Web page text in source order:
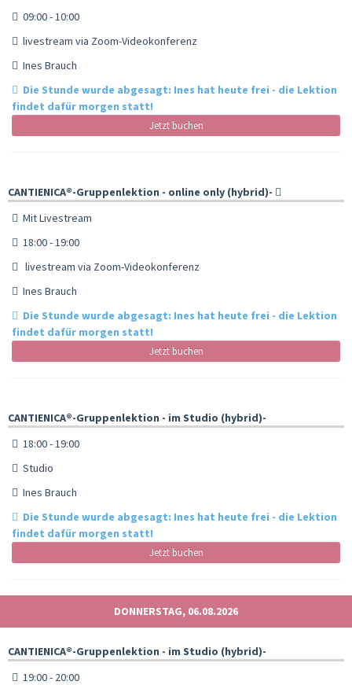
09:00 - 10:00
livestream via Zoom-Videokonferenz
Ines Brauch
Die Stunde wurde abgesagt: Ines hat heute frei - die Lektion
findet dafür morgen statt!
Jetzt buchen
CANTIENICA®️-Gruppenlektion - online only (hybrid)-
Mit Livestream
18:00 - 19:00
livestream via Zoom-Videokonferenz
Ines Brauch
Die Stunde wurde abgesagt: Ines hat heute frei - die Lektion
findet dafür morgen statt!
Jetzt buchen
CANTIENICA®️-Gruppenlektion - im Studio (hybrid)-
18:00 - 19:00
Studio
Ines Brauch
Die Stunde wurde abgesagt: Ines hat heute frei - die Lektion
findet dafür morgen statt!
Jetzt buchen
DONNERSTAG, 06.08.2026
CANTIENICA®️-Gruppenlektion - im Studio (hybrid)-
19:00 - 20:00